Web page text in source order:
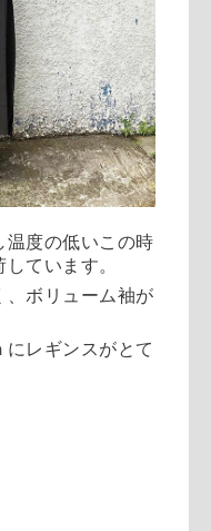
温度の低いこの時
ています。
、ボリューム袖が
レギンスがとて